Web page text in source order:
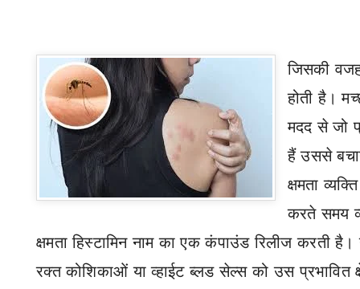
जिसकी
होती है।
मदद से जो
हैं उससे
क्षमता
करते समय
क्षमता हिस्टामिन नाम का एक कंपाउंड रिलीज
रक्त कोशिकाओं या व्हाईट ब्लड सेल्स को उस प्रभावित